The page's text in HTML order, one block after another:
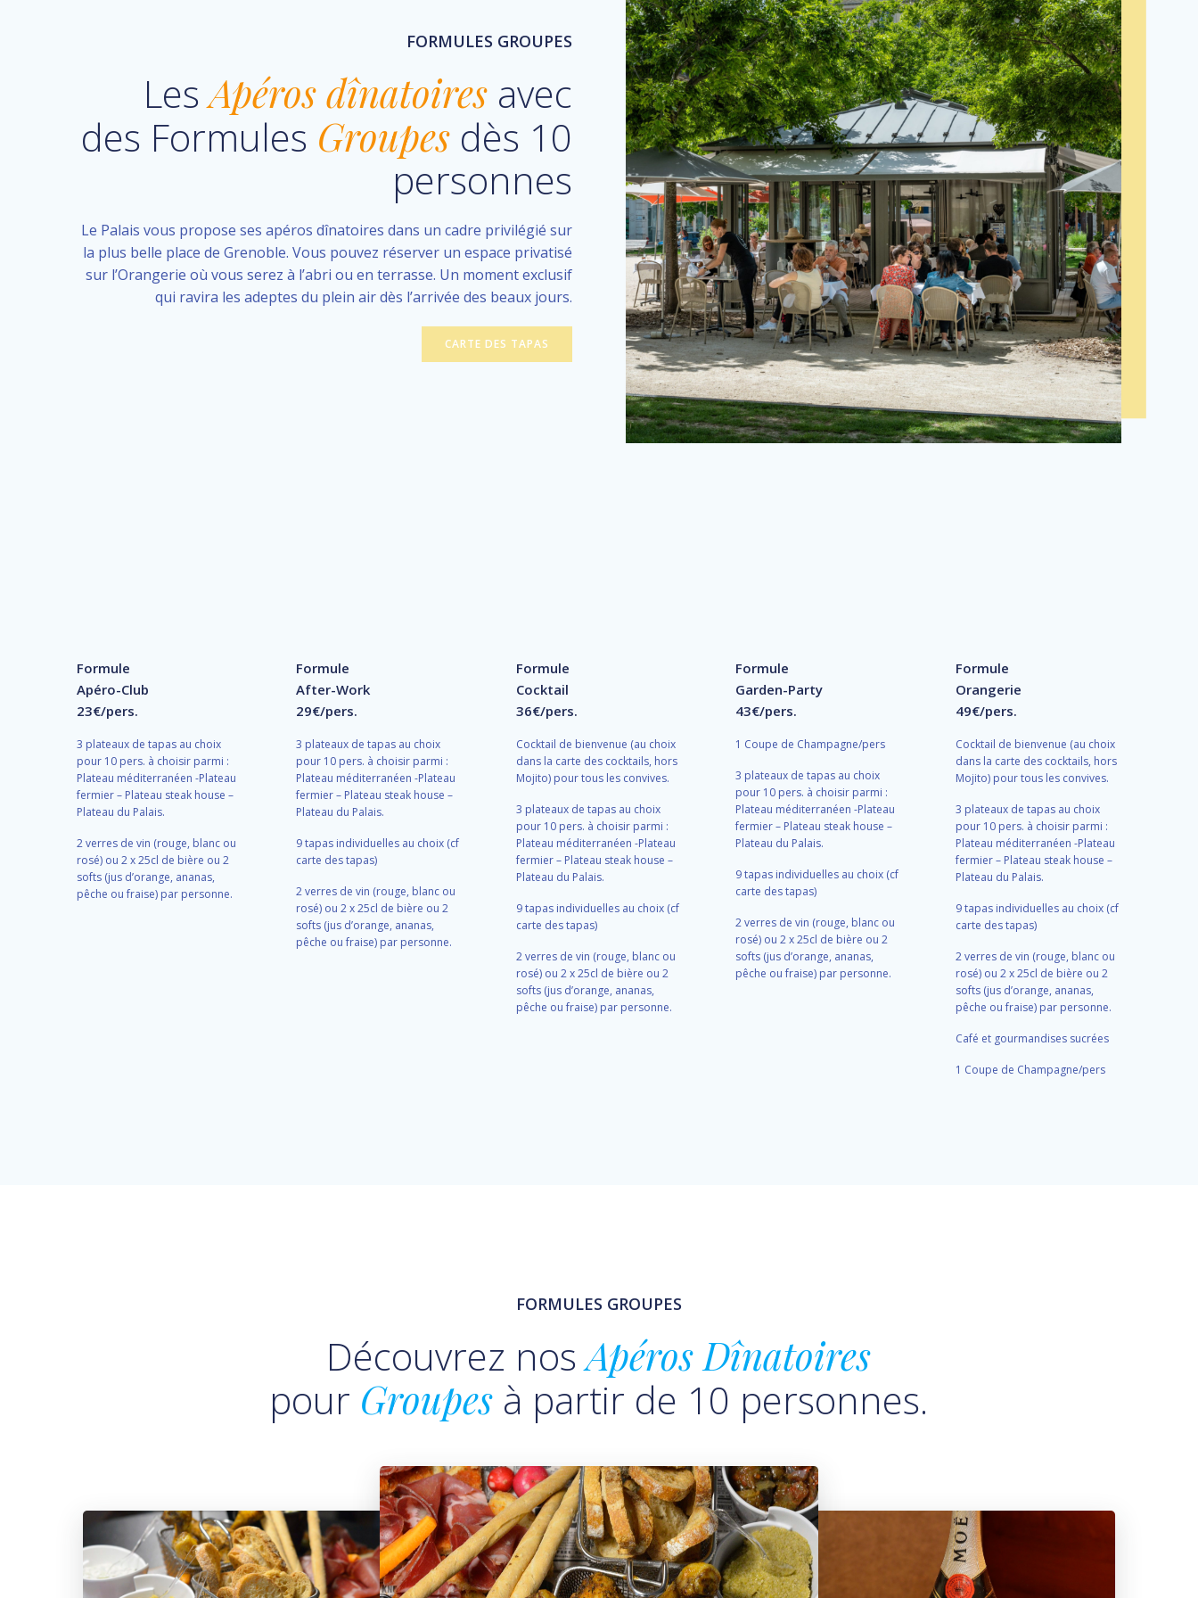
FORMULES GROUPES
LesApéros dînatoires avec
des Formules Groupes dès 10
personnes
Le Palais vous propose ses apéros dînatoires dans un cadre privilégié sur
la plus belle place de Grenoble. Vous pouvez réserver un espace privatisé
sur l’Orangerie où vous serez à l’abri ou en terrasse. Un moment exclusif
qui ravira les adeptes du plein air dès l’arrivée des beaux jours.
CARTE DES TAPAS
Formule
Apéro-Club
23€/pers.
3 plateaux de tapas au choix
pour 10 pers. à choisir parmi :
Plateau méditerranéen -Plateau
fermier – Plateau steak house –
Plateau du Palais.
2 verres de vin (rouge, blanc ou
rosé) ou 2 x 25cl de bière ou 2
softs (jus d’orange, ananas,
pêche ou fraise) par personne.
Formule
After-Work
29€/pers.
3 plateaux de tapas au choix
pour 10 pers. à choisir parmi :
Plateau méditerranéen -Plateau
fermier – Plateau steak house –
Plateau du Palais.
9 tapas individuelles au choix (cf
carte des tapas)
2 verres de vin (rouge, blanc ou
rosé) ou 2 x 25cl de bière ou 2
softs (jus d’orange, ananas,
pêche ou fraise) par personne.
Formule
Cocktail
36€/pers.
Cocktail de bienvenue (au choix
dans la carte des cocktails, hors
Mojito) pour tous les convives.
3 plateaux de tapas au choix
pour 10 pers. à choisir parmi :
Plateau méditerranéen -Plateau
fermier – Plateau steak house –
Plateau du Palais.
9 tapas individuelles au choix (cf
carte des tapas)
2 verres de vin (rouge, blanc ou
rosé) ou 2 x 25cl de bière ou 2
softs (jus d’orange, ananas,
pêche ou fraise) par personne.
Formule
Garden-Party
43€/pers.
1 Coupe de Champagne/pers
3 plateaux de tapas au choix
pour 10 pers. à choisir parmi :
Plateau méditerranéen -Plateau
fermier – Plateau steak house –
Plateau du Palais.
9 tapas individuelles au choix (cf
carte des tapas)
2 verres de vin (rouge, blanc ou
rosé) ou 2 x 25cl de bière ou 2
softs (jus d’orange, ananas,
pêche ou fraise) par personne.
Formule
Orangerie
49€/pers.
Cocktail de bienvenue (au choix
dans la carte des cocktails, hors
Mojito) pour tous les convives.
3 plateaux de tapas au choix
pour 10 pers. à choisir parmi :
Plateau méditerranéen -Plateau
fermier – Plateau steak house –
Plateau du Palais.
9 tapas individuelles au choix (cf
carte des tapas)
2 verres de vin (rouge, blanc ou
rosé) ou 2 x 25cl de bière ou 2
softs (jus d’orange, ananas,
pêche ou fraise) par personne.
Café et gourmandises sucrées
1 Coupe de Champagne/pers
FORMULES GROUPES
Découvrez nosApéros Dînatoires
pour Groupes à partir de 10 personnes.